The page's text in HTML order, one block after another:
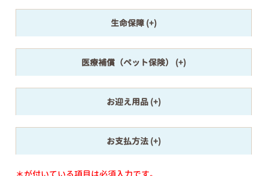
生命保障
医療補償（ペット保険）
お迎え用品
お支払方法